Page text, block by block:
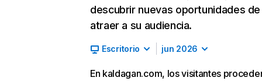
descubrir nuevas oportunidades de
atraer a su audiencia.
Escritorio jun 2026
En kaldagan.com, los visitantes